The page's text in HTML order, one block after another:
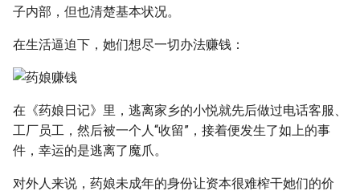
子内部，但也清楚基本状况。
在生活逼迫下，她们想尽一切办法赚钱：
在《药娘日记》里，逃离家乡的小悦就先后做过电话客服、
工厂员工，然后被一个人“收留”，接着便发生了如上的事
件，幸运的是逃离了魔爪。
对外人来说，药娘未成年的身份让资本很难榨干她们的价